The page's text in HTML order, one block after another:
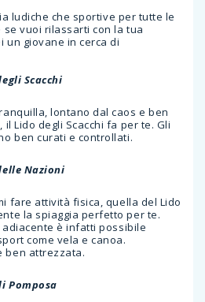
ludiche che sportive per tutte le
vuoi rilassarti con la tua
un giovane in cerca di
Scacchi
lontano dal caos e ben
Lido degli Scacchi fa per te. Gli
ben curati e controllati.
Nazioni
fare attività fisica, quella del Lido
la spiaggia perfetto per te.
è infatti possibile
come vela e canoa.
ben attrezzata.
Pomposa